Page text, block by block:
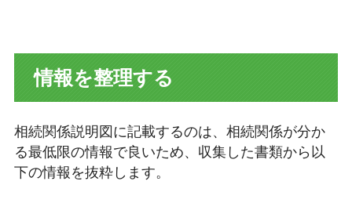
情報を整理する
相続関係説明図に記載するのは、相続関係が分か
る最低限の情報で良いため、収集した書類から以
下の情報を抜粋します。